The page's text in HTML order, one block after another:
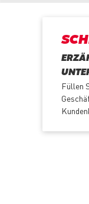
Füllen